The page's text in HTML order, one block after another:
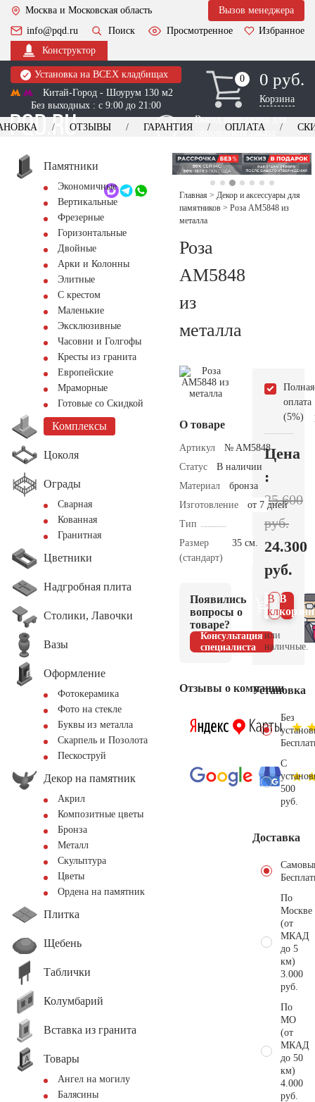
Москва и Московская область
Вызов менеджера
info@pqd.ru
Поиск Просмотренное
Избранное
Конструктор
Установка на ВСЕХ кладбищах
Китай-Город - Шоурум 130 м2
Без выходных : с 9:00 до 21:00
0
0 0 руб.
Корзина
Выезд менеджера для
оформления заказа
+7 (495) 518-44-23
Обратный звонок
ОТЗЫВЫ ГАРАНТИЯ ОПЛАТА
Памятники
Экономичные
Вертикальные
Фрезерные
Горизонтальные
Двойные
Арки и Колонны
Элитные
С крестом
Маленькие
Эксклюзивные
Часовни и Голгофы
Кресты из гранита
Европейские
Мраморные
Готовые со Скидкой
Комплексы
Цоколя
Ограды
Сварная
Кованная
Гранитная
Цветники
Надгробная плита
Столики, Лавочки
Вазы
Оформление
Фотокерамика
Фото на стекле
Буквы из металла
Скарпель и Позолота
Пескоструй
Декор на памятник
Акрил
Композитные цветы
Бронза
Металл
Скульптура
Цветы
Ордена на памятник
Плитка
Щебень
Таблички
Колумбарий
Вставка из гранита
Товары
Ангел на могилу
Балясины
Главная > Декор и аксессуары для
памятников > Роза AM5848 из
металла
Роза
AM5848
из
металла
О товаре
Артикул
№ AM5848
Статус
В наличии
Материал
бронза
Изготовление
от 7 дней
Тип
Размер
(стандарт)
35 см.
Появились
вопросы о
товаре?
Консультация
специалиста
Отзывы о компании
Полная
оплата
(5%)
Цена
:
25.600
руб.
24.300
руб.
В
В 1
клик
или
наличные.
Установка
Без
С
500
руб.
Доставка
По
Москве
(от
МКАД
до 5
км)
3.000
руб.
По
МО
(от
МКАД
до 50
км)
4.000
руб.